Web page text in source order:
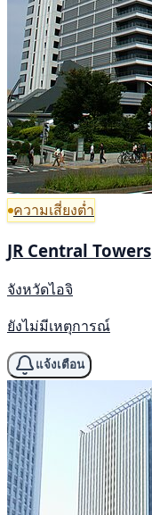
ความเสี่ยงต่ำ
JR Central Towers
จังหวัดไอจิ
ยังไม่มีเหตุการณ์
แจ้งเตือน